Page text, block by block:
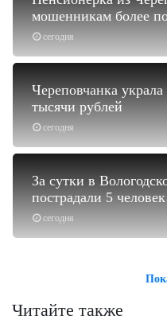
сегодня
мошенникам более
сегодня
Череповчанка
тысячи рублей
сегодня
За сутки в
пострадали 5 человек
Читайте также